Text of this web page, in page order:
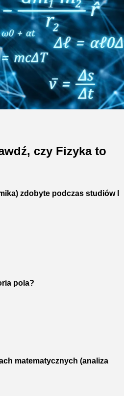
czy Fizyka to
zdobyte podczas studiów I
pola?
matematycznych (analiza